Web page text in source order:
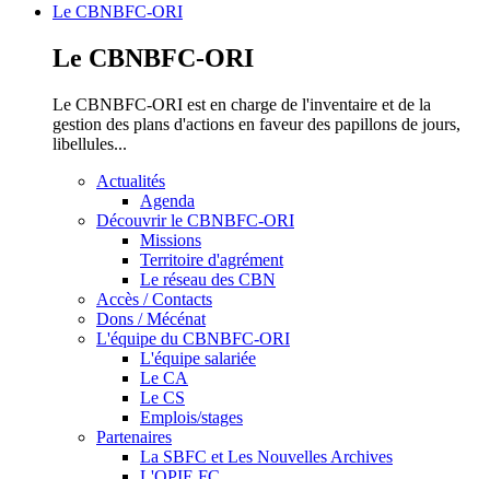
Le CBNBFC-ORI
Le CBNBFC-ORI
Le CBNBFC-ORI est en charge de l'inventaire et de la
gestion des plans d'actions en faveur des papillons de jours,
libellules...
Actualités
Agenda
Découvrir le CBNBFC-ORI
Missions
Territoire d'agrément
Le réseau des CBN
Accès / Contacts
Dons / Mécénat
L'équipe du CBNBFC-ORI
L'équipe salariée
Le CA
Le CS
Emplois/stages
Partenaires
La SBFC et Les Nouvelles Archives